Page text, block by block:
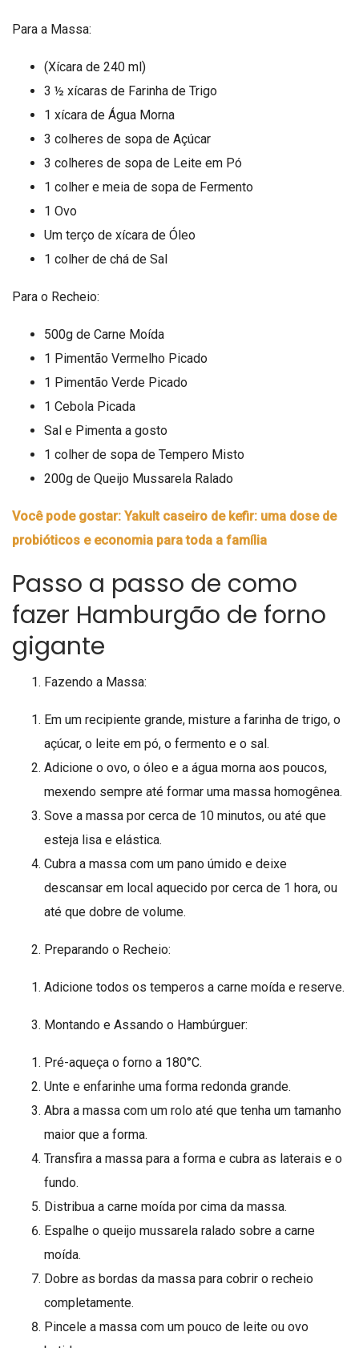
Para a Massa:
(Xícara de 240 ml)
3 ½ xícaras de Farinha de Trigo
1 xícara de Água Morna
3 colheres de sopa de Açúcar
3 colheres de sopa de Leite em Pó
1 colher e meia de sopa de Fermento
1 Ovo
Um terço de xícara de Óleo
1 colher de chá de Sal
Para o Recheio:
500g de Carne Moída
1 Pimentão Vermelho Picado
1 Pimentão Verde Picado
1 Cebola Picada
Sal e Pimenta a gosto
1 colher de sopa de Tempero Misto
200g de Queijo Mussarela Ralado
Você pode gostar: Yakult caseiro de kefir: uma dose de
probióticos e economia para toda a família
Passo a passo de como
fazer Hamburgão de forno
gigante
Fazendo a Massa:
Em um recipiente grande, misture a farinha de trigo, o
açúcar, o leite em pó, o fermento e o sal.
Adicione o ovo, o óleo e a água morna aos poucos,
mexendo sempre até formar uma massa homogênea.
Sove a massa por cerca de 10 minutos, ou até que
esteja lisa e elástica.
Cubra a massa com um pano úmido e deixe
descansar em local aquecido por cerca de 1 hora, ou
até que dobre de volume.
Preparando o Recheio:
Adicione todos os temperos a carne moída e reserve.
Montando e Assando o Hambúrguer:
Pré-aqueça o forno a 180°C.
Unte e enfarinhe uma forma redonda grande.
Abra a massa com um rolo até que tenha um tamanho
maior que a forma.
Transfira a massa para a forma e cubra as laterais e o
fundo.
Distribua a carne moída por cima da massa.
Espalhe o queijo mussarela ralado sobre a carne
moída.
Dobre as bordas da massa para cobrir o recheio
completamente.
Pincele a massa com um pouco de leite ou ovo